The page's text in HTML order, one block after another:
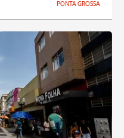
PONTA GROSSA